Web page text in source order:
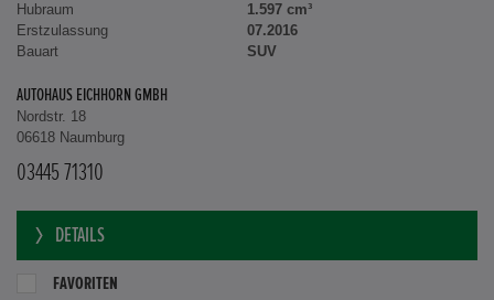
Hubraum
1.597 cm³
Erstzulassung
07.2016
Bauart
SUV
AUTOHAUS EICHHORN GMBH
Nordstr. 18
06618 Naumburg
03445 71310
DETAILS
FAVORITEN